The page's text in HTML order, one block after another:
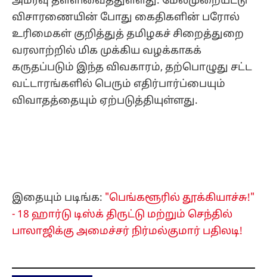
விசாரணையின் போது கைதிகளின் பரோல்
உரிமைகள் குறித்துத் தமிழகச் சிறைத்துறை
வரலாற்றில் மிக முக்கிய வழக்காகக்
கருதப்படும் இந்த விவகாரம், தற்பொழுது சட்ட
வட்டாரங்களில் பெரும் எதிர்பார்ப்பையும்
விவாதத்தையும் ஏற்படுத்தியுள்ளது.
இதையும் படிங்க: "பெங்களூரில் தூக்கியாச்சு!"
- 18 ஹார்டு டிஸ்க் திருட்டு மற்றும் செந்தில்
பாலாஜிக்கு அமைச்சர் நிர்மல்குமார் பதிலடி!